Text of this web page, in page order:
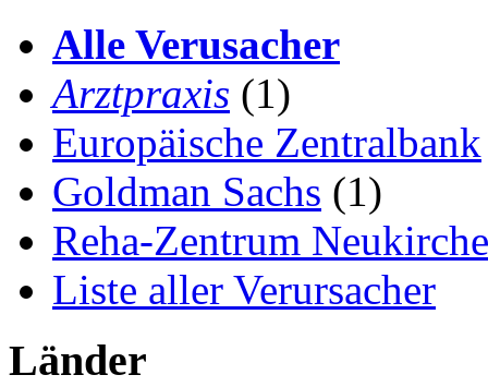
Alle Verusacher
Arztpraxis (1)
Europäische Zentralbank
Goldman Sachs (1)
Reha-Zentrum
Liste aller Verursacher
Länder